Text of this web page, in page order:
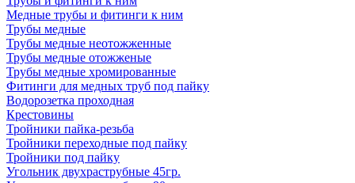
Медные трубы и фитинги к ним
Трубы медные
Трубы медные неотожженные
Трубы медные отожженые
Трубы медные хромированные
Фитинги для медных труб под пайку
Водорозетка проходная
Крестовины
Тройники пайка-резьба
Тройники переходные под пайку
Тройники под пайку
Угольник двухраструбные 45гр.